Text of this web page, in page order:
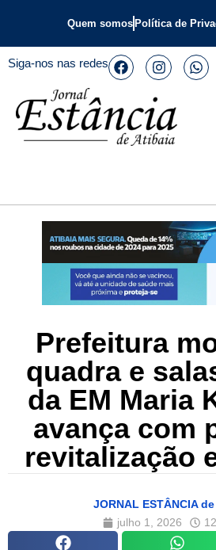
Quem somos Política de
Siga-nos nas redes
Prefeitura
quadra e
da EM Maria
avança com
revitalização
JORNAL ESTÂNCIA
julho 1, 2026